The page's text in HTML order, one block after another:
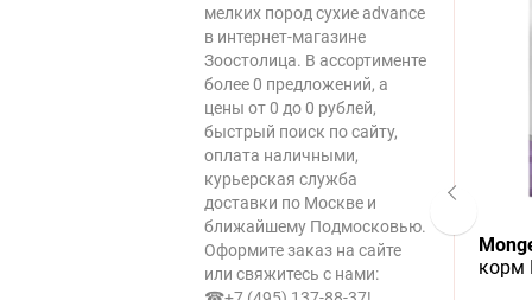
мелких пород сухие advance
в интернет-магазине
Зоостолица. В ассортименте
более 0 предложений, а
цены от 0 до 0 рублей,
быстрый поиск по сайту,
оплата наличными,
курьерская служба
доставки по Москве и
ближайшему Подмосковью.
Оформите заказ на сайте
или свяжитесь с нами:
Pi-Pi-Bent Sensation
Наполнитель для кошачьего
туалета ПиПиБент Сенсация
корм